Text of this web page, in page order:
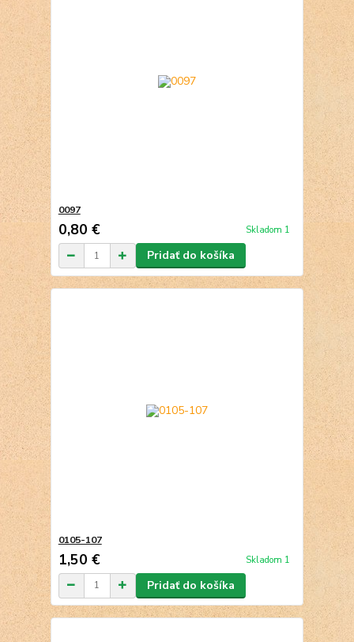
0097
0,80 € Skladom 1
Pridať do košíka
0105-107
1,50 € Skladom 1
Pridať do košíka